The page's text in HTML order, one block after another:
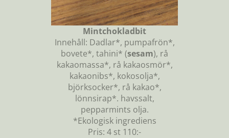
Mintchokladbit
Innehåll: Dadlar*, pumpafrön*,
bovete*, tahini* (sesam), rå
kakaomassa*, rå kakaosmör*,
kakaonibs*, kokosolja*,
björksocker*, rå kakao*,
lönnsirap*. havssalt,
pepparmints olja.
*Ekologisk ingrediens
Pris: 4 st 110:-